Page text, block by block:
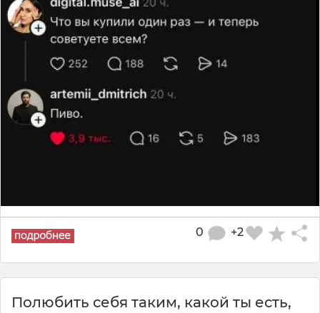
+2
0
Полюбить себя таким, какой ты есть,